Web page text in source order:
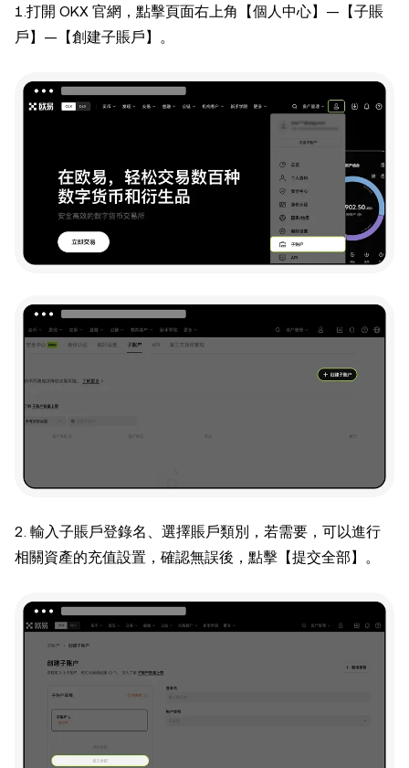
1.打開 OKX 官網，點擊頁面右上角【個人中心】—【子賬
戶】—【創建子賬戶】。
2. 輸入子賬戶登錄名、選擇賬戶類別，若需要，可以進行
相關資產的充值設置，確認無誤後，點擊【提交全部】。